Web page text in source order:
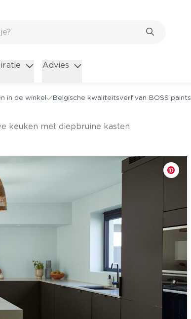
Advies
in de winkel Belgische kwaliteitsverf van BOSS paints
keuken met diepbruine kasten